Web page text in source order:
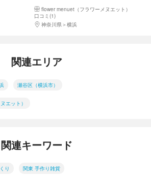
ー・ペンダントトップにも！）
flower menuet（フラワーメヌエット）
口コミ(1)
神奈川県
横浜
関連エリア
瀬谷区（横浜市）
エット）
関連キーワード
り 関東 手作り雑貨